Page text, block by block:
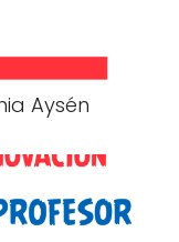
Aysén